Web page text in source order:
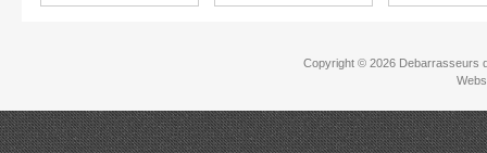
Copyright © 2026 Debarrasseurs